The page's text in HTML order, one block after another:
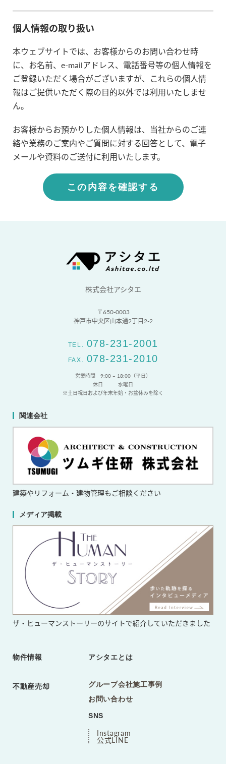
個人情報の取り扱い
本ウェブサイトでは、お客様からのお問い合わせ時
に、お名前、e-mailアドレス、電話番号等の個人情報を
ご登録いただく場合がございますが、これらの個人情
報はご提供いただく際の目的以外では利用いたしませ
ん。
お客様からお預かりした個人情報は、当社からのご連
絡や業務のご案内やご質問に対する回答として、電子
メールや資料のご送付に利用いたします。
株式会社アシタエ
〒650-0003
神戸市中央区山本通2丁目2-2
TEL. 078-231-2001
FAX. 078-231-2010
営業時間 9:00 ~ 18:00（平日）
休日
水曜日
※土日祝日および年末年始・お盆休みを除く
関連会社
建築やリフォーム・ 建物管理もご相談ください
メディア掲載
ザ・ヒューマンストーリーのサイトで紹介していただきました
物件情報
不動産売却
アシタエとは
グループ会社施工事例
お問い合わせ
SNS
Instagram
公式LINE